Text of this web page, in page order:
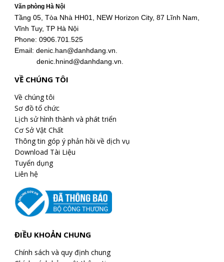
pháp âm thanh thông báo, hôm nay,
Denic xin chia sẻ đến các bạn các giải
pháp báo giờ bằng loa phát thanh.
1/ Bộ hẹn giờ phát chương trình PW-
6242B
- Đây là thiết bị hẹn giờ cho phép cài đặt
bằng tay hoặc bằng máy tính, hỗ trợ bộ
nhớ SD 8GB, lưu trữ tối đa 9999 giai
điệu/ nhạc/ bản tin
thống âm thanh thông báo có sẵn. Nếu
xây dựng một hệ thống mới, các bạn
Văn phòng Hà Nội
Tầng 05, Tòa Nhà HH01, NEW Horizon City, 87 Lĩnh Nam,
Vĩnh Tuy, TP Hà Nội
Phone: 0906.701.525
Email: denic.han@danhdang.vn.
denic.hnind@danhdang.vn.
VỀ CHÚNG TÔI
Về chúng tôi
Sơ đồ tổ chức
Lịch sử hình thành và phát triển
Cơ Sở Vật Chất
Thông tin góp ý phản hồi về dịch vụ
Download Tài Liệu
Tuyển dụng
Liên hệ
ĐIỀU KHOẢN CHUNG
Chính sách và quy định chung